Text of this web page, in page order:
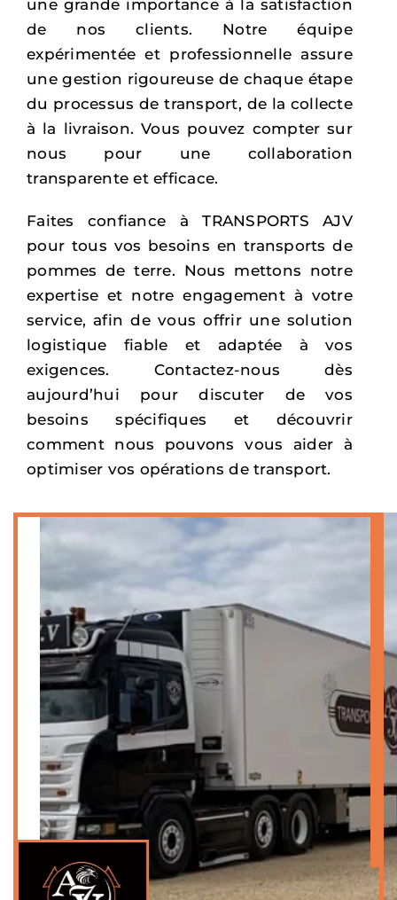
une grande importance à la satisfaction
de nos clients. Notre équipe
expérimentée et professionnelle assure
une gestion rigoureuse de chaque étape
du processus de transport, de la collecte
à la livraison. Vous pouvez compter sur
nous pour une collaboration
transparente et efficace.
Faites confiance à TRANSPORTS AJV
pour tous vos besoins en transports de
pommes de terre. Nous mettons notre
expertise et notre engagement à votre
service, afin de vous offrir une solution
logistique fiable et adaptée à vos
exigences. Contactez-nous dès
aujourd’hui pour discuter de vos
besoins spécifiques et découvrir
comment nous pouvons vous aider à
optimiser vos opérations de transport.